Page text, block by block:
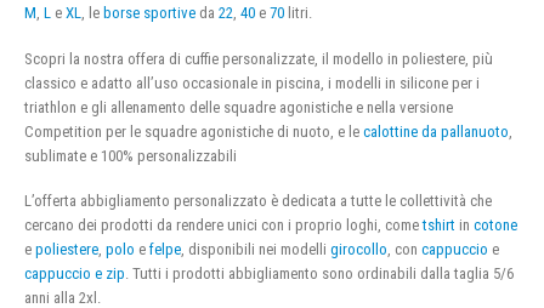
M, L e XL, le borse sportive da 22, 40 e 70 litri.
Scopri la nostra offera di cuffie personalizzate, il modello in poliestere, più
classico e adatto all’uso occasionale in piscina, i modelli in silicone per i
triathlon e gli allenamento delle squadre agonistiche e nella versione
Competition per le squadre agonistiche di nuoto, e le calottine da pallanuoto
sublimate e 100% personalizzabili
L’offerta abbigliamento personalizzato è dedicata a tutte le collettività che
cercano dei prodotti da rendere unici con i proprio loghi, cometshirt in cotone
e poliestere polo e felpe , disponibili nei modelli girocollo , con cappuccio e
cappuccio e zip . Tutti i prodotti abbigliamento sono ordinabili dalla taglia 5/6
anni alla 2xl.